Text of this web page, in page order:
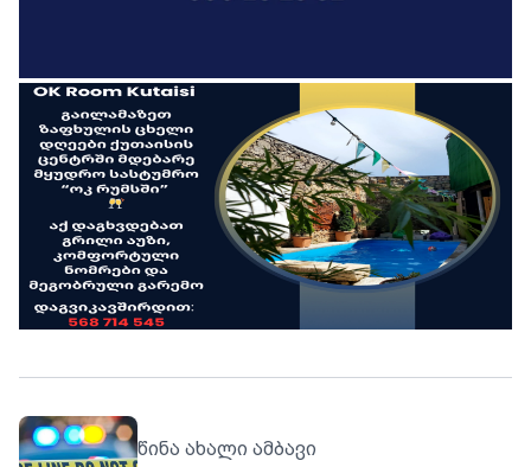
წინა ახალი ამბავი